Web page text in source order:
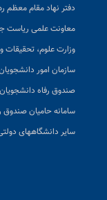
دفتر نهاد مقام معظم
معاونت علمی ریاست
وزارت علوم، تحقیقات
سازمان امور
صندوق رفاه دانشجویان
سامانه حامیان صندوق
سایر دانشگاههای